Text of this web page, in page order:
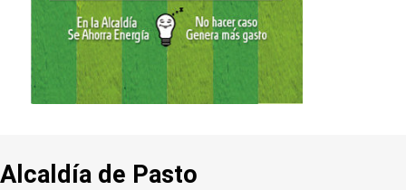
Alcaldía de Pasto